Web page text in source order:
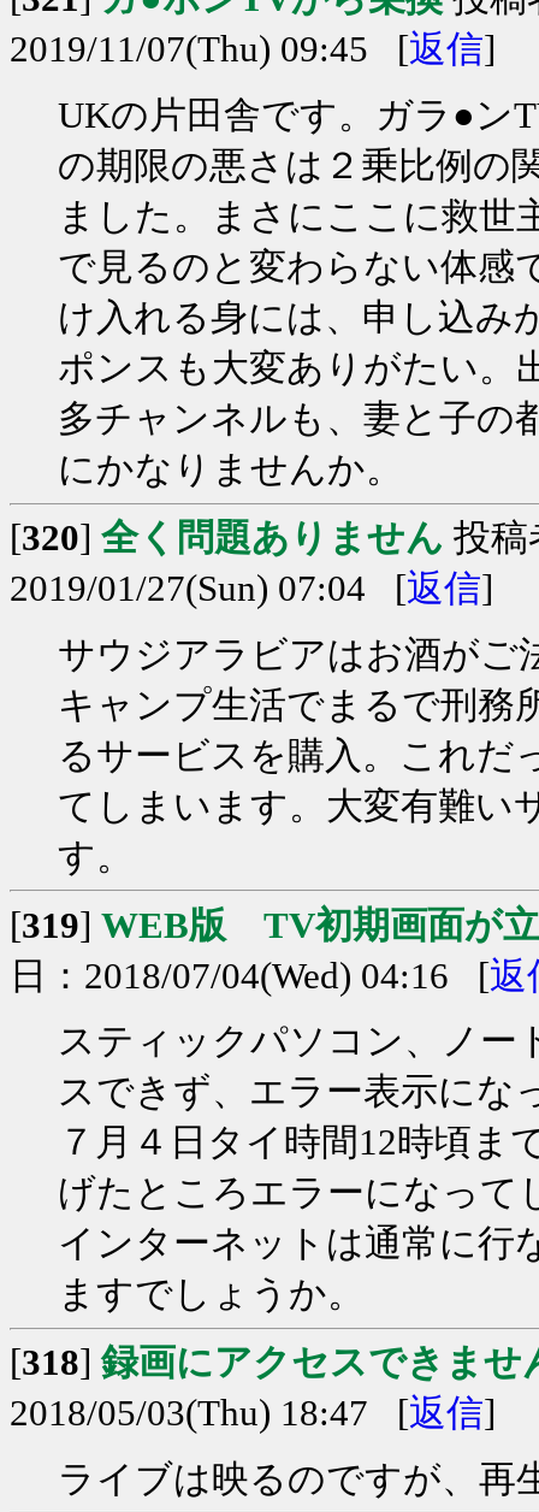
2019/11/07(Thu) 09:45 [返信]
UKの片田舎です。ガラ●ン
の期限の悪さは２乗比例の
ました。まさにここに救世
で見るのと変わらない体感
け入れる身には、申し込み
ポンスも大変ありがたい。
多チャンネルも、妻と子の
にかなりませんか。
[320] 全く問題ありません 投稿
2019/01/27(Sun) 07:04 [返信]
サウジアラビアはお酒がご
キャンプ生活でまるで刑務
るサービスを購入。これだ
てしまいます。大変有難い
す。
[319] WEB版 TV初期画面が
日：2018/07/04(Wed) 04:16 [返
スティックパソコン、ノー
スできず、エラー表示にな
７月４日タイ時間12時頃ま
げたところエラーになって
インターネットは通常に行
ますでしょうか。
[318] 録画にアクセスできませ
2018/05/03(Thu) 18:47 [返信]
ライブは映るのですが、再